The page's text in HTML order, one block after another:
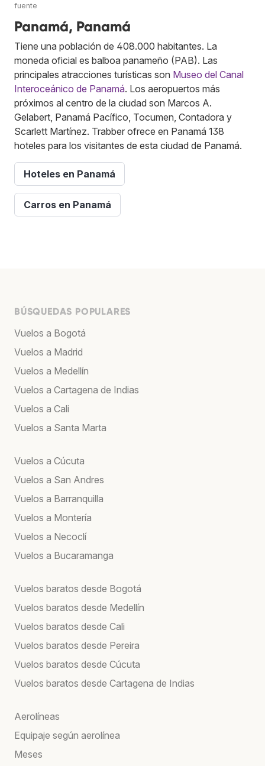
fuente
Panamá, Panamá
Tiene una población de 408.000 habitantes. La
moneda oficial es balboa panameño (PAB). Las
principales atracciones turísticas son Museo del Canal
Interoceánico de Panamá. Los aeropuertos más
próximos al centro de la ciudad son Marcos A.
Gelabert, Panamá Pacífico, Tocumen, Contadora y
Scarlett Martínez. Trabber ofrece en Panamá 138
hoteles para los visitantes de esta ciudad de Panamá.
Hoteles en Panamá
Carros en Panamá
BÚSQUEDAS POPULARES
Vuelos a Bogotá
Vuelos a Madrid
Vuelos a Medellín
Vuelos a Cartagena de Indias
Vuelos a Cali
Vuelos a Santa Marta
Vuelos a Cúcuta
Vuelos a San Andres
Vuelos a Barranquilla
Vuelos a Montería
Vuelos a Necoclí
Vuelos a Bucaramanga
Vuelos baratos desde Bogotá
Vuelos baratos desde Medellín
Vuelos baratos desde Cali
Vuelos baratos desde Pereira
Vuelos baratos desde Cúcuta
Vuelos baratos desde Cartagena de Indias
Aerolíneas
Equipaje según aerolínea
Meses